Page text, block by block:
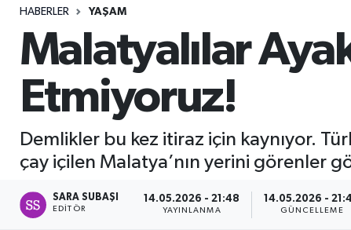
HABERLER YAŞAM
Malatyalılar
Etmiyoruz!
Demlikler bu kez itiraz için kaynıyor.
çay içilen Malatya’nın yerini görenler
SARA SUBAŞI
EDITÖR
14.05.2026 - 21:48
YAYINLANMA
14.05.2026 -
GÜNCELLEME
Seri İlan
Siyaset
Spor